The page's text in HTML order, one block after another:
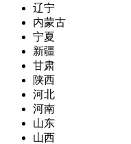
辽宁
内蒙古
宁夏
新疆
甘肃
陕西
河北
河南
山东
山西